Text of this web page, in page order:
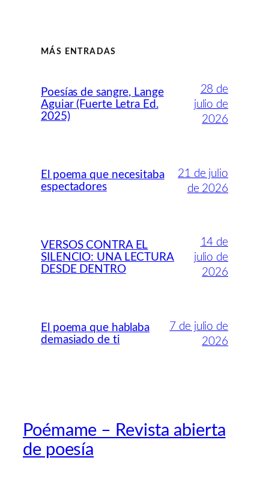
MÁS ENTRADAS
Poesías de sangre, Lange
Aguiar (Fuerte Letra Ed.
2025)
28 de
julio de
2026
El poema que necesitaba
espectadores
21 de julio
de 2026
VERSOS CONTRA EL
SILENCIO: UNA LECTURA
DESDE DENTRO
14 de
julio de
2026
El poema que hablaba
demasiado de ti
7 de julio de
2026
Poémame – Revista abierta
de poesía